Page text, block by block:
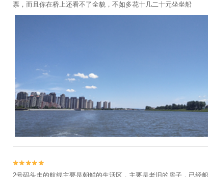
票，而且你在桥上还看不了全貌，不如多花十几二十元坐坐船


2号码头走的航线主要是朝鲜的生活区，主要是老旧的房子，已经